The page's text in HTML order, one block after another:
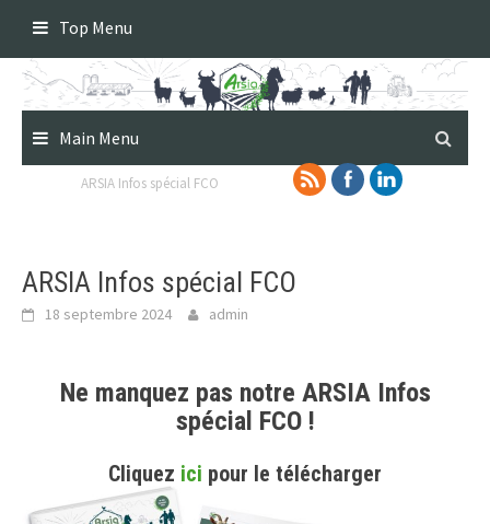
content
Top Menu
Main Menu
ARSIA Infos spécial FCO
ARSIA Infos spécial FCO
18 septembre 2024 admin
Ne manquez pas notre ARSIA Infos
spécial FCO !
Cliquez ici pour le télécharger